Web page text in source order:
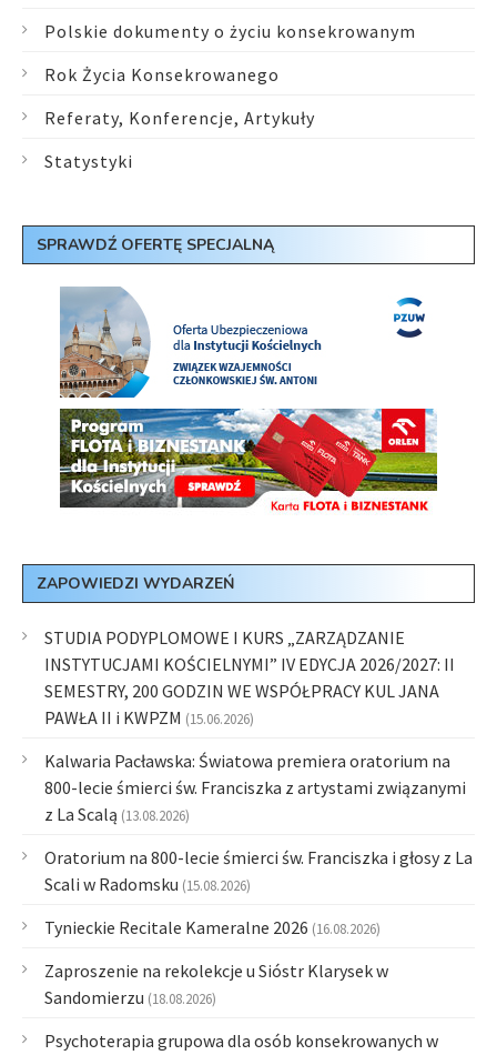
Polskie dokumenty o życiu konsekrowanym
Rok Życia Konsekrowanego
Referaty, Konferencje, Artykuły
Statystyki
SPRAWDŹ OFERTĘ SPECJALNĄ
ZAPOWIEDZI WYDARZEŃ
STUDIA PODYPLOMOWE I KURS „ZARZĄDZANIE
INSTYTUCJAMI KOŚCIELNYMI” IV EDYCJA 2026/2027: II
SEMESTRY, 200 GODZIN WE WSPÓŁPRACY KUL JANA
PAWŁA II i KWPZM (15.06.2026)
Kalwaria Pacławska: Światowa premiera oratorium na
800-lecie śmierci św. Franciszka z artystami związanymi
z La Scalą (13.08.2026)
Oratorium na 800-lecie śmierci św. Franciszka i głosy z La
Scali w Radomsku (15.08.2026)
Tynieckie Recitale Kameralne 2026 (16.08.2026)
Zaproszenie na rekolekcje u Sióstr Klarysek w
Sandomierzu (18.08.2026)
Psychoterapia grupowa dla osób konsekrowanych w